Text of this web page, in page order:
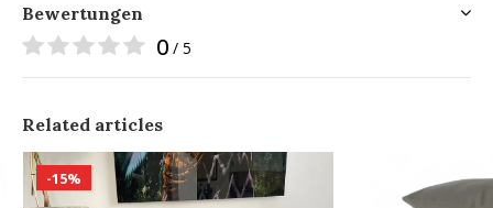
Bewertungen
0 / 5
Related articles
-15%